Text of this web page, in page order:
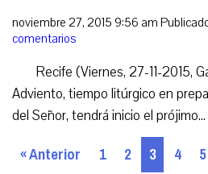
noviembre 27, 2015 9:56 am
comentarios
Recife (Viernes, 27-11-2015,
Adviento, tiempo litúrgico en
del Señor, tendrá inicio el prójimo...
« Anterior 1 2 3 4 5